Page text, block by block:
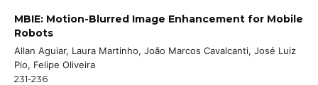
MBIE: Motion-Blurred Image Enhancement for Mobile
Robots
Allan Aguiar, Laura Martinho, João Marcos Cavalcanti, José Luiz
Pio, Felipe Oliveira
231-236